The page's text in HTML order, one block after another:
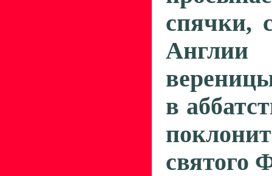
спячки,
в
святого